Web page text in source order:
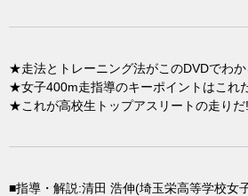
★走法とトレーニング法がこのDVDでわか
★女子400m走指導のキーポイントはこれ
★これが高校生トップアスリートの走りだ!
■指導・解説:清田 浩伸(埼玉栄高等学校女